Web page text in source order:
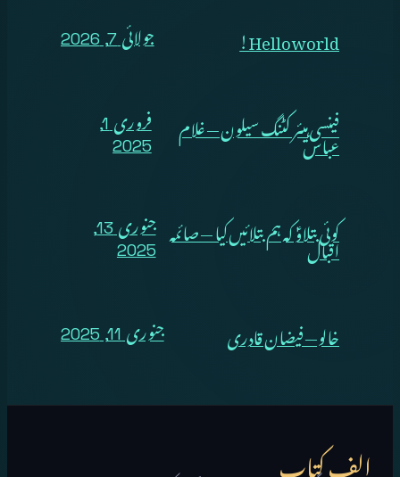
Hello world! جولائی 7, 2026
فینسی ہیئر کٹنگ سیلون — غلام
عباس
فروری 1,
2025
کوئی بتلاوؑ کہ ہم بتلائیں کیا — صائمہ
اقبال
جنوری 13,
2025
خالو — فیضان قادری جنوری 11, 2025
الف کتاب